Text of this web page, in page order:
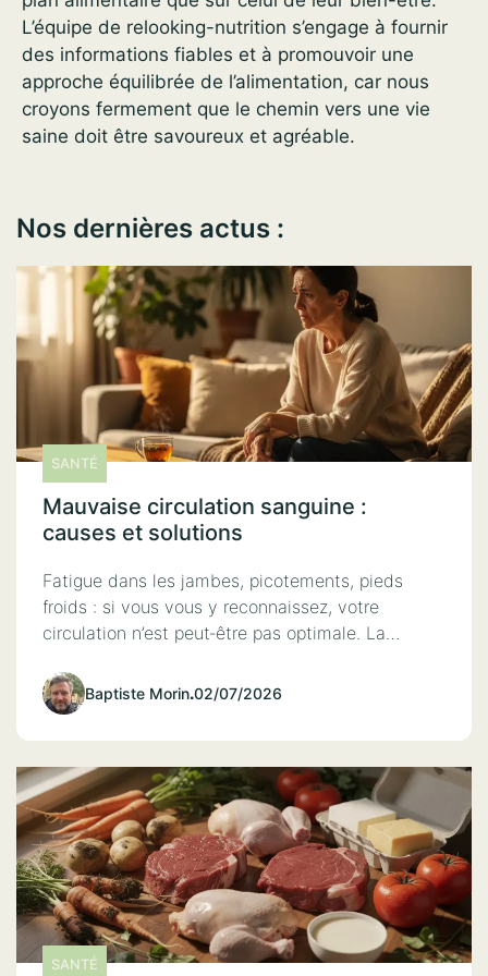
L’équipe de relooking-nutrition s’engage à fournir
des informations fiables et à promouvoir une
approche équilibrée de l’alimentation, car nous
croyons fermement que le chemin vers une vie
saine doit être savoureux et agréable.
Nos dernières actus :
SANTÉ
Mauvaise circulation sanguine :
causes et solutions
Fatigue dans les jambes, picotements, pieds
froids : si vous vous y reconnaissez, votre
circulation n’est peut‑être pas optimale. La…
Baptiste Morin.02/07/2026
SANTÉ